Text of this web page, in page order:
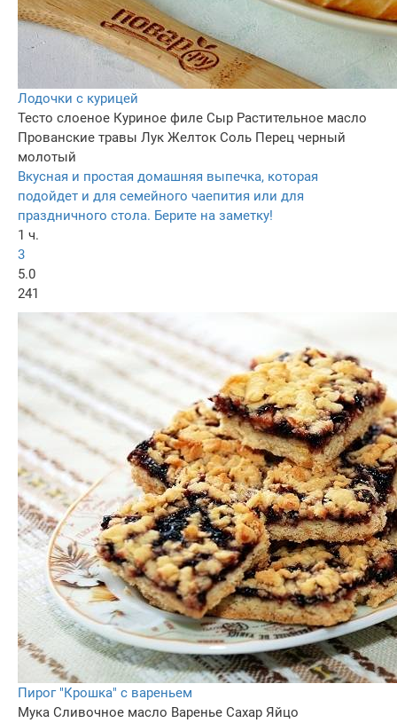
Лодочки с курицей
Тесто слоеное Куриное филе Сыр Растительное масло
Прованские травы Лук Желток Соль Перец черный
молотый
Вкусная и простая домашняя выпечка, которая
подойдет и для семейного чаепития или для
праздничного стола. Берите на заметку!
1 ч.
3
5.0
241
Пирог "Крошка" с вареньем
Мука Сливочное масло Варенье Сахар Яйцо